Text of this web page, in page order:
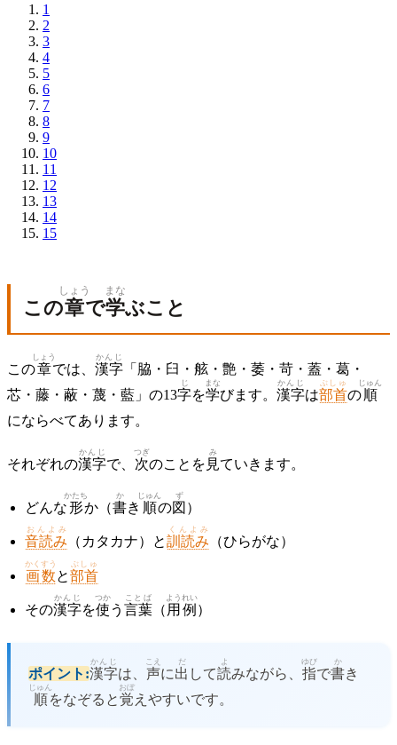
1
2
3
4
5
6
7
8
9
10
11
12
13
14
15
この章
しょう
で学
まな
ぶこと
この章
しょう
では、 漢字
かんじ
「脇・臼・舷・艶・萎・苛・蓋・葛・
芯・藤・蔽・蔑・藍」の13字
じ
を学
まな
びます。 漢字
かんじ
は部首
ぶしゅ
の順
じゅん
にならべてあります。
それぞれの漢字
かんじ
で、 次
つぎ
のことを 見
み
ていきます。
どんな形
かたち
か（書
か
き 順
じゅん
の図
ず
）
音読み
おんよみ
（カタカナ）と訓読み
くんよみ
（ひらがな）
画数
かくすう
と部首
ぶしゅ
その漢字
かんじ
を使
つか
う 言葉
ことば
（ 用例
ようれい
）
ポイント:漢字
かんじ
は、 声
こえ
に出
だ
して読
よ
みながら、 指
ゆび
で書
か
き
順
じゅん
をなぞると覚
おぼ
えやすいです。